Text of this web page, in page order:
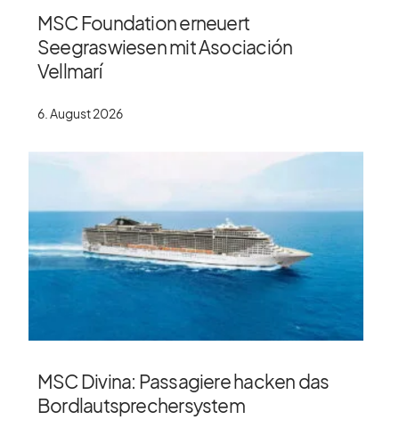
MSC Foundation erneuert
Seegraswiesen mit Asociación
Vellmarí
6. August 2026
MSC Divina: Passagiere hacken das
Bordlautsprechersystem